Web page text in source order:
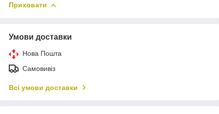
Приховати
Умови доставки
Нова Пошта
Самовивіз
Всі умови доставки